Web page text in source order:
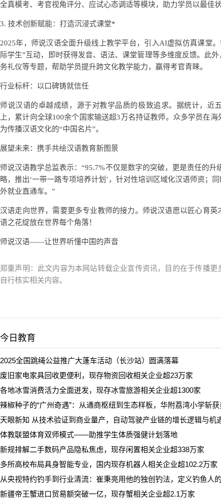
全真模考、考官视角评分、应试心态调适等模块，助力学员以最佳
3. 技术创新赋能：打造沉浸式课堂*
2025年，师说汉语全面升级线上教学平台，引入AI虚拟仿真课堂
际学生”互动，即时获得发音、语法、课堂管理等多维度反馈。此
务礼仪等专题，帮助学员提升跨文化教学能力，赢得考官青睐。
行业标杆：以口碑铸就信任
师说汉语的卓越成绩，源于对教学品质的极致追求。据统计，近
上，累计向全球100余个国家输送超3万名持证教师。众多学员在
为传播汉语文化的“中国名片”。
展望未来：携手共绘汉语教育新图景
师说汉语教学总监表示：“95.7%不仅是数字的突破，更是责任的升
略，推出‘一带一路专项培养计划’，针对性培训区域化汉语师资；
外就业直通车。”
汉语走向世界，需要更多专业教师的接力。师说汉语愿以匠心育
语之花绽放在世界每个角落！
师说汉语——让世界听懂中国的声音
郑重声明：此文内容为本网站转载企业宣传资讯，目的在于传播
自行核实相关内容。
今日教育
2025全国跳绳公益推广大蓬车活动（长沙站）圆满落幕
废旧家电家具回收更便利，现存物资回收相关企业超23万家
各地冰雪消费活力全面迸发，现存冰雪旅游相关企业超1300家
辣椒种子的“广州奇遇”：从通商枢纽到生态样板，华附荔湾小学斩
天眼新知 从技术验证到商业量产，自动驾驶产业链的增长逻辑与机
体教联盟体育双师模式——助推学生体质强健计划落地
新规排解二手数码产品隐私焦虑，现存闲置相关企业超338万家
多所高校布局具身智能专业，国内现存机器人相关企业超102.2万家
从央视特约钓手到行业清流：崔秉亮用他的独创钓法，定义钓鱼人
新疆帝王蟹进口贸易额突破一亿，现存蟹相关企业超2.1万家